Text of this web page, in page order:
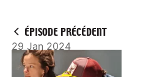
ÉPISODE PRÉCÉDENT
29 Jan 2024